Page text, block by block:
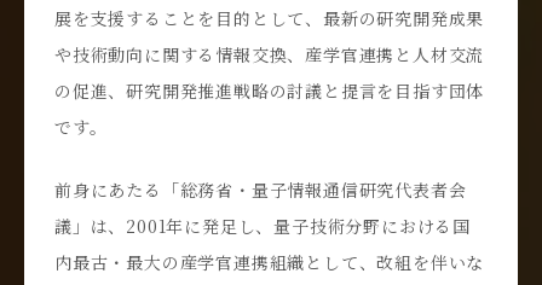
展を支援することを目的として、最新の研究開発成果
や技術動向に関する情報交換、産学官連携と人材交流
の促進、研究開発推進戦略の討議と提言を目指す団体
です。
前身にあたる「総務省・量子情報通信研究代表者会
議」は、2001年に発足し、量子技術分野における国
内最古・最大の産学官連携組織として、改組を伴いな